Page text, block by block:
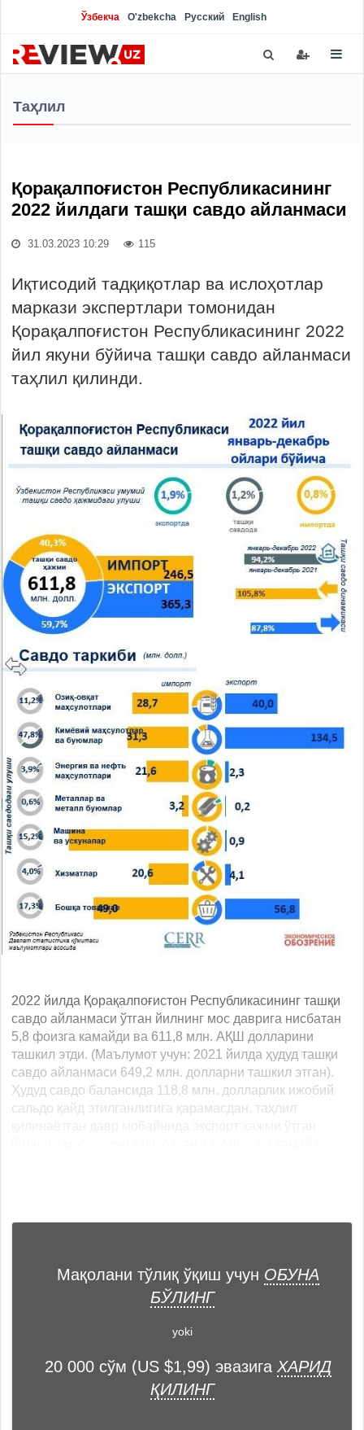
Ўзбекча O'zbekcha Русский English
Таҳлил
Қорақалпоғистон Республикасининг
2022 йилдаги ташқи савдо айланмаси
31.03.2023 10:29 115
Иқтисодий тадқиқотлар ва ислоҳотлар
маркази экспертлари томонидан
Қорақалпоғистон Республикасининг 2022
йил якуни бўйича ташқи савдо айланмаси
таҳлил қилинди.
2022 йилда Қорақалпоғистон Республикасининг ташқи
савдо айланмаси ўтган йилнинг мос даврига нисбатан
5,8 фоизга камайди ва 611,8 млн. АҚШ долларини
ташкил этди. (Маълумот учун: 2021 йилда ҳудуд ташқи
савдо айланмаси 649,2 млн. долларни ташкил этган).
Ҳудуд савдо балансида 118,8 млн. долларлик ижобий
сальдо қайд этилганлигига қарамасдан, таҳлил
Мақолани тўлиқ ўқиш учун ОБУНА
БЎЛИНГ
yoki
20 000 сўм (US $1,99) эвазига ХАРИД
ҚИЛИНГ